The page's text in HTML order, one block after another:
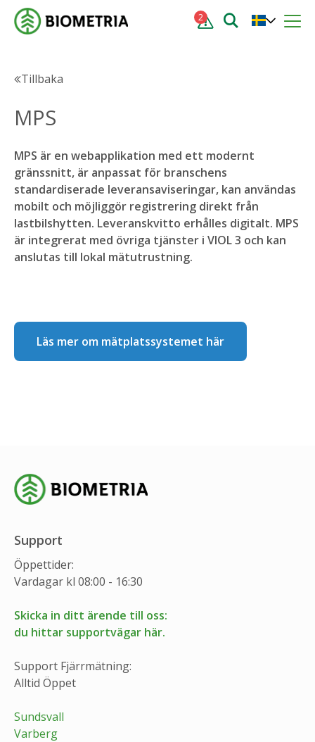
2
Tillbaka
MPS
MPS är en webapplikation med ett modernt
gränssnitt, är anpassat för branschens
standardiserade leveransaviseringar, kan användas
mobilt och möjliggör registrering direkt från
lastbilshytten. Leveranskvitto erhålles digitalt. MPS
är integrerat med övriga tjänster i VIOL 3 och kan
anslutas till lokal mätutrustning.
Läs mer om mätplatssystemet här
Support
Öppettider:
Vardagar kl 08:00 - 16:30
Skicka in ditt ärende till oss:
du hittar supportvägar här.
Support Fjärrmätning:
Alltid Öppet
Sundsvall
Varberg